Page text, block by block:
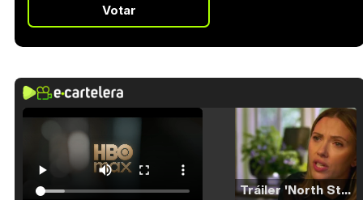
Votar
Tráiler 'North Star' (2023)